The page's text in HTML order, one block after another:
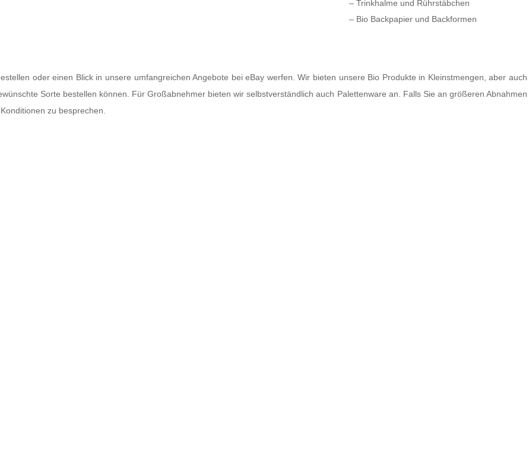
– Trinkhalme und Rührstäbchen
– Bio Backpapier und Backformen
oder einen Blick in unsere umfangreichen Angebote bei eBay werfen. Wir bieten unsere Bio Produkte in Kleinstmengen, aber auch
Sorte bestellen können. Für Großabnehmer bieten wir selbstverständlich auch Palettenware an. Falls Sie an größeren Abnahmen
zu besprechen.